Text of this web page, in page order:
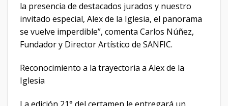
la presencia de destacados jurados y nuestro
invitado especial, Alex de la Iglesia, el panorama
se vuelve imperdible”, comenta Carlos Núñez,
Fundador y Director Artístico de SANFIC.
Reconocimiento a la trayectoria a Alex de la
Iglesia